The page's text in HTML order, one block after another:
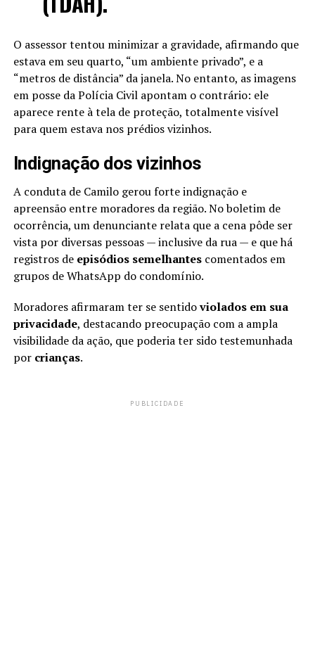
O assessor tentou minimizar a gravidade, afirmando que
estava em seu quarto, “um ambiente privado”, e a
“metros de distância” da janela. No entanto, as imagens
em posse da Polícia Civil apontam o contrário: ele
aparece rente à tela de proteção, totalmente visível
para quem estava nos prédios vizinhos.
Indignação dos vizinhos
A conduta de Camilo gerou forte indignação e
apreensão entre moradores da região. No boletim de
ocorrência, um denunciante relata que a cena pôde ser
vista por diversas pessoas — inclusive da rua — e que há
registros de episódios semelhantescomentados em
grupos de WhatsApp do condomínio.
Moradores afirmaram ter se sentidoviolados em sua
privacidade, destacando preocupação com a ampla
visibilidade da ação, que poderia ter sido testemunhada
por crianças.
PUBLICIDADE